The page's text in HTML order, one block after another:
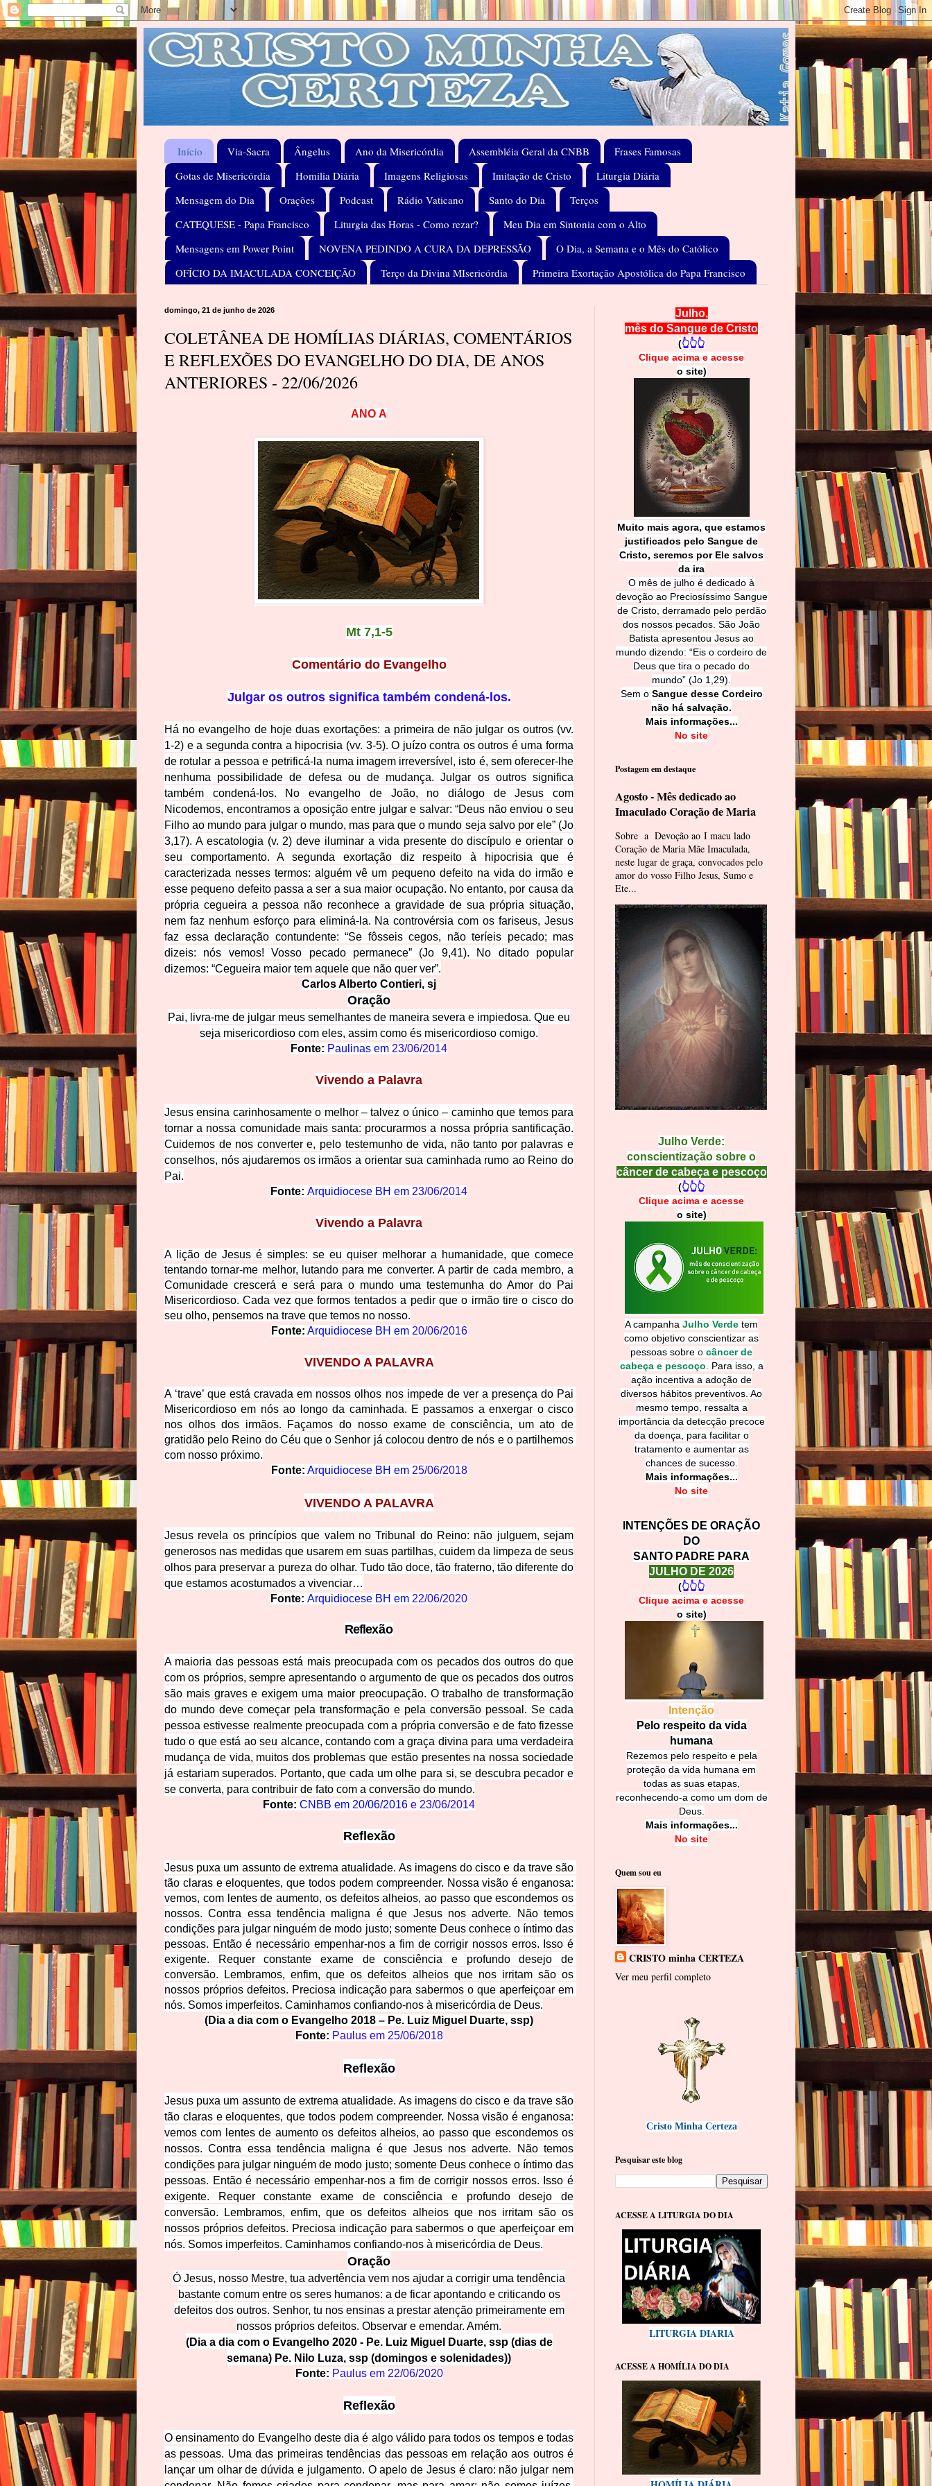
Início Via-Sacra Ângelus Ano da Misericórdia Assembléia Geral da CNBB
Frases Famosas
Gotas de Misericórdia
Homilia Diária Imagens Religiosas Imitação de Cristo
Liturgia Diária
Mensagem do Dia
Orações Podcast Rádio Vaticano Santo do Dia
Terços
CATEQUESE - Papa Francisco
Liturgia das Horas - Como rezar?
Meu Dia em Sintonia com o Alto
Mensagens em Power Point
NOVENA PEDINDO A CURA DA DEPRESSÃO
O Dia, a Semana e o Mês do Católico
OFÍCIO DA IMACULADA CONCEIÇÃO
Terço da Divina MIsericórdia Primeira Exortação Apostólica do Papa Francisco
domingo, 21 de junho de 2026
COLETÂNEA DE HOMÍLIAS DIÁRIAS, COMENTÁRIOS
E REFLEXÕES DO EVANGELHO DO DIA, DE ANOS
ANTERIORES - 22/06/2026
A NO A
Mt 7,1-5
Comentário do Evangelho
Julgar os outros significa também condená-los.
Há no evangelho de hoje duas exortações: a primeira de não julgar os outros (vv.
1-2) e a segunda contra a hipocrisia (vv. 3-5). O juízo contra os outros é uma forma
de rotular a pessoa e petrificá-la numa imagem irreversível, isto é, sem oferecer-lhe
nenhuma possibilidade de defesa ou de mudança. Julgar os outros significa
também condená-los. No evangelho de João, no diálogo de Jesus com
Nicodemos, encontramos a oposição entre julgar e salvar: “Deus não enviou o seu
Filho ao mundo para julgar o mundo, mas para que o mundo seja salvo por ele” (Jo
3,17). A escatologia (v. 2) deve iluminar a vida presente do discípulo e orientar o
seu comportamento. A segunda exortação diz respeito à hipocrisia que é
caracterizada nesses termos: alguém vê um pequeno defeito na vida do irmão e
esse pequeno defeito passa a ser a sua maior ocupação. No entanto, por causa da
própria cegueira a pessoa não reconhece a gravidade de sua própria situação,
nem faz nenhum esforço para eliminá-la. Na controvérsia com os fariseus, Jesus
faz essa declaração contundente: “Se fôsseis cegos, não teríeis pecado; mas
dizeis: nós vemos! Vosso pecado permanece” (Jo 9,41). No ditado popular
dizemos: “Cegueira maior tem aquele que não quer ver”.
Carlos Alberto Contieri, sj
Oração
Pai, livra-me de julgar meus semelhantes de maneira severa e impiedosa. Que eu
seja misericordioso com eles, assim como és misericordioso comigo.
Fonte: Paulinas em 23/06/2014
Vivendo a Palavra
Jesus ensina carinhosamente o melhor – talvez o único – caminho que temos para
tornar a nossa comunidade mais santa: procurarmos a nossa própria santificação.
Cuidemos de nos converter e, pelo testemunho de vida, não tanto por palavras e
conselhos, nós ajudaremos os irmãos a orientar sua caminhada rumo ao Reino do
Pai.
Fonte: Arquidiocese BH em 23/06/2014
Vivendo a Palavra
A lição de Jesus é simples: se eu quiser melhorar a humanidade, que comece
tentando tornar-me melhor, lutando para me converter. A partir de cada membro, a
Comunidade crescerá e será para o mundo uma testemunha do Amor do Pai
Misericordioso. Cada vez que formos tentados a pedir que o irmão tire o cisco do
seu olho, pensemos na trave que temos no nosso.
Fonte: Arquidiocese BH em 20/06/2016
VIVENDO A PALAVRA
A ‘trave’ que está cravada em nossos olhos nos impede de ver a presença do Pai
Misericordioso em nós ao longo da caminhada. E passamos a enxergar o cisco
nos olhos dos irmãos. Façamos do nosso exame de consciência, um ato de
gratidão pelo Reino do Céu que o Senhor já colocou dentro de nós e o partilhemos
com nosso próximo.
Fonte: Arquidiocese BH em 25/06/2018
VIVENDOA PALAVRA
Jesus revela os princípios que valem no Tribunal do Reino: não julguem, sejam
generosos nas medidas que usarem em suas partilhas, cuidem da limpeza de seus
olhos para preservar a pureza do olhar. Tudo tão doce, tão fraterno, tão diferente do
que estamos acostumados a vivenciar…
Fonte: Arquidiocese BH em 22/06/2020
Reflexão
A maioria das pessoas está mais preocupada com os pecados dos outros do que
com os próprios, sempre apresentando o argumento de que os pecados dos outros
são mais graves e exigem uma maior preocupação. O trabalho de transformação
do mundo deve começar pela transformação e pela conversão pessoal. Se cada
pessoa estivesse realmente preocupada com a própria conversão e de fato fizesse
tudo o que está ao seu alcance, contando com a graça divina para uma verdadeira
mudança de vida, muitos dos problemas que estão presentes na nossa sociedade
já estariam superados. Portanto, que cada um olhe para si, se descubra pecador e
se converta, para contribuir de fato com a conversão do mundo.
Fonte: CNBB em 20/06/2016 e 23/06/2014
Reflexão
Jesus puxa um assunto de extrema atualidade. As imagens do cisco e da trave são
tão claras e eloquentes, que todos podem compreender. Nossa visão é enganosa:
vemos, com lentes de aumento, os defeitos alheios, ao passo que escondemos os
nossos. Contra essa tendência maligna é que Jesus nos adverte. Não temos
condições para julgar ninguém de modo justo; somente Deus conhece o íntimo das
pessoas. Então é necessário empenhar-nos a fim de corrigir nossos erros. Isso é
exigente. Requer constante exame de consciência e profundo desejo de
conversão. Lembramos, enfim, que os defeitos alheios que nos irritam são os
nossos próprios defeitos. Preciosa indicação para sabermos o que aperfeiçoar em
nós. Somos imperfeitos. Caminhamos confiando-nos à misericórdia de Deus.
(Dia a dia com o Evangelho 2018 – Pe. Luiz Miguel Duarte, ssp)
Fonte: Paulus em 25/06/2018
Reflexão
Jesus puxa um assunto de extrema atualidade. As imagens do cisco e da trave são
tão claras e eloquentes, que todos podem compreender. Nossa visão é enganosa:
vemos com lentes de aumento os defeitos alheios, ao passo que escondemos os
nossos. Contra essa tendência maligna é que Jesus nos adverte. Não temos
condições para julgar ninguém de modo justo; somente Deus conhece o íntimo das
pessoas. Então é necessário empenhar-nos a fim de corrigir nossos erros. Isso é
exigente. Requer constante exame de consciência e profundo desejo de
conversão. Lembramos, enfim, que os defeitos alheios que nos irritam são os
nossos próprios defeitos. Preciosa indicação para sabermos o que aperfeiçoar em
nós. Somos imperfeitos. Caminhamos confiando-nos à misericórdia de Deus.
Oração
Ó Jesus, nosso Mestre, tua advertência vem nos ajudar a corrigir uma tendência
bastante comum entre os seres humanos: a de ficar apontando e criticando os
defeitos dos outros. Senhor, tu nos ensinas a prestar atenção primeiramente em
nossos próprios defeitos. Observar e emendar. Amém.
(Dia a dia com o Evangelho 2020 - Pe. Luiz Miguel Duarte, ssp (dias de
semana) Pe. Nilo Luza, ssp (domingos e solenidades))
Fonte: Paulus em 22/06/2020
Reflexão
O ensinamento do Evangelho deste dia é algo válido para todos os tempos e todas
as pessoas. Uma das primeiras tendências das pessoas em relação aos outros é
lançar um olhar de dúvida e julgamento. O apelo de Jesus é claro: não julgar nem
Julho,
mês do Sangue de Cristo
(👆👆👆
Clique acima e acesse
o site)
Muito mais agora, que estamos
justificados pelo Sangue de
Cristo, seremos por Ele salvos
da ira
O mês de julho é dedicado à
devoção ao Preciosíssimo Sangue
de Cristo, derramado pelo perdão
dos nossos pecados. São João
Batista apresentou Jesus ao
mundo dizendo: “Eis o cordeiro de
Deus que tira o pecado do
mundo” (Jo 1,29).
Sem o Sangue desse Cordeiro
não há salvação.
Mais informações...
No site
Postagem em destaque
Agosto - Mês dedicado ao
Imaculado Coração de Maria
Sobre a Devoção ao I macu lado
Coração de Maria Mãe Imaculada,
neste lugar de graça, convocados pelo
amor do vosso Filho Jesus, Sumo e
Ete...
Julho Verde:
conscientização sobre o
câncer de cabeça e pescoço
(👆👆👆
Clique acima e acesse
o site)
A campanha Julho Verde tem
como objetivo conscientizar as
pessoas sobre o câncer de
cabeça e pescoço
Para isso, a
ação incentiva a adoção de
diversos hábitos preventivos. Ao
mesmo tempo, ressalta a
importância da detecção precoce
da doença, para facilitar o
tratamento e aumentar as
chances de sucesso.
Mais informações...
No site
INTENÇÕES DE ORAÇÃO
DO
SANTO PADRE PARA
JULHO DE 2026
(👆👆👆
Clique acima e acesse
o site)
Intenção
Pelo respeito da vida
humana
Rezemos pelo respeito e pela
proteção da vida humana em
todas as suas etapas,
reconhecendo-a como um dom de
Deus.
Mais informações...
No site
Quem sou eu
CRISTO minha CERTEZA
Ver meu perfil completo
Cristo Minha Certeza
Pesquisar este blog
ACESSE A LITURGIA DO DIA
LITURGIA DIARIA
ACESSE A HOMÍLIA DO DIA